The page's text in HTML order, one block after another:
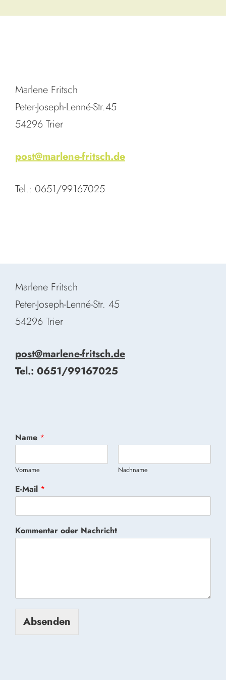
Marlene Fritsch
Peter-Joseph-Lenné-Str.45
54296 Trier
post@marlene-fritsch.de
Tel.: 0651/99167025
Marlene Fritsch
Peter-Joseph-Lenné-Str. 45
54296 Trier
post@marlene-fritsch.de
Tel.: 0651/99167025
Name *
Vorname Nachname
E-Mail *
Kommentar oder Nachricht
Absenden